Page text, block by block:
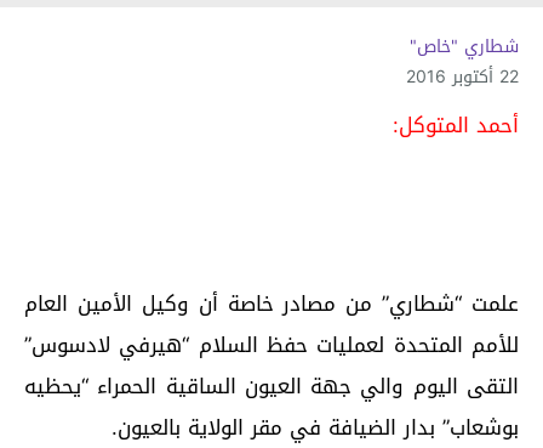
شطاري "خاص"
22 أكتوبر 2016
أحمد المتوكل:
علمت “شطاري” من مصادر خاصة أن وكيل الأمين العام
للأمم المتحدة لعمليات حفظ السلام “هيرفي لادسوس”
التقى اليوم والي جهة العيون الساقية الحمراء “يحظيه
بوشعاب” بدار الضيافة في مقر الولاية بالعيون.